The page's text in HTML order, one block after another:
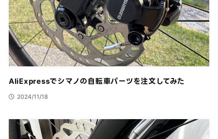
AliExpressでシマノの自転車パーツを注文してみた
2024/11/18